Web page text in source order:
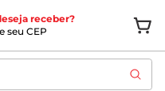
receber?
seu CEP